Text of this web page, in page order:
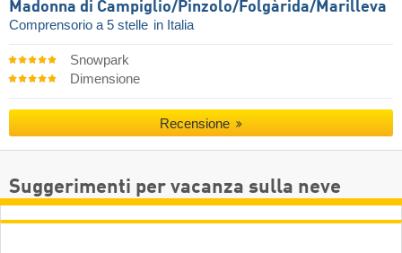
Madonna di Campiglio/​Pinzolo/​Folgàrida/​Marilleva
Comprensorio a 5 stelle in Italia
Snowpark
Dimensione
Recensione
Suggerimenti per vacanza sulla neve